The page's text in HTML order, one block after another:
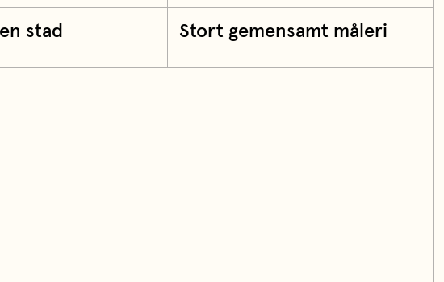
stad Stort gemensamt måleri